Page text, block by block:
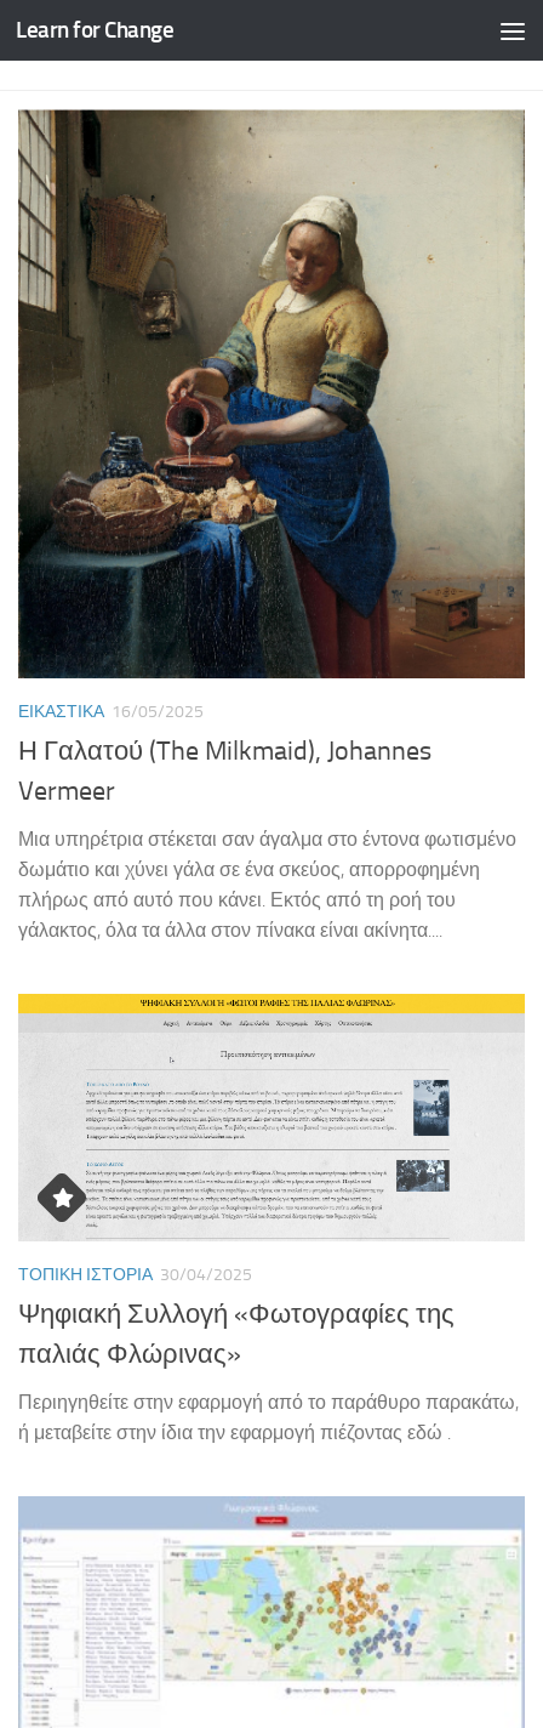
Skip to content
Learn for Change
ΕΙΚΑΣΤΙΚΆ 16/05/2025
Η Γαλατού (The Milkmaid), Johannes
Vermeer
Μια υπηρέτρια στέκεται σαν άγαλμα στο έντονα φωτισμένο
δωμάτιο και χύνει γάλα σε ένα σκεύος, απορροφημένη
πλήρως από αυτό που κάνει. Εκτός από τη ροή του
γάλακτος, όλα τα άλλα στον πίνακα είναι ακίνητα....
ΤΟΠΙΚΉ ΙΣΤΟΡΊΑ 30/04/2025
Ψηφιακή Συλλογή «Φωτογραφίες της
παλιάς Φλώρινας»
Περιηγηθείτε στην εφαρμογή από το παράθυρο παρακάτω,
ή μεταβείτε στην ίδια την εφαρμογή πιέζοντας εδώ .